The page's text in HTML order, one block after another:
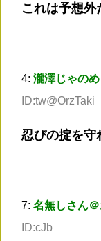
これは予想外
4: 瀧澤じゃのめ
ID:tw@OrzTaki
忍びの掟を守
7: 名無しさん
ID:cJb